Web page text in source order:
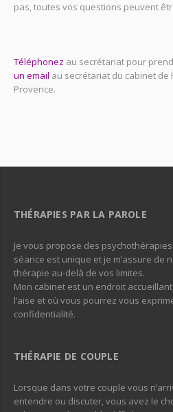
pas, toutes vos questions peuvent
Téléphonez au secrétariat pour
un email au secrétariat du cabinet de
Provence.
THÉRAPIES PAR LA PAROLE
Je vous propose des
séance est unique et je m’assure de
thérapie au-delà de vos limites.
Mon cabinet est un endroit
l’aise et où vous pourrez vous
confidentialité.
THÉRAPIE DE COUPLE
Lorsque dans votre couple vous
entendre ou discuter, vous avez le